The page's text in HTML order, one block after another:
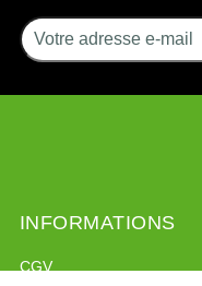
INFORMATIONS
CGV